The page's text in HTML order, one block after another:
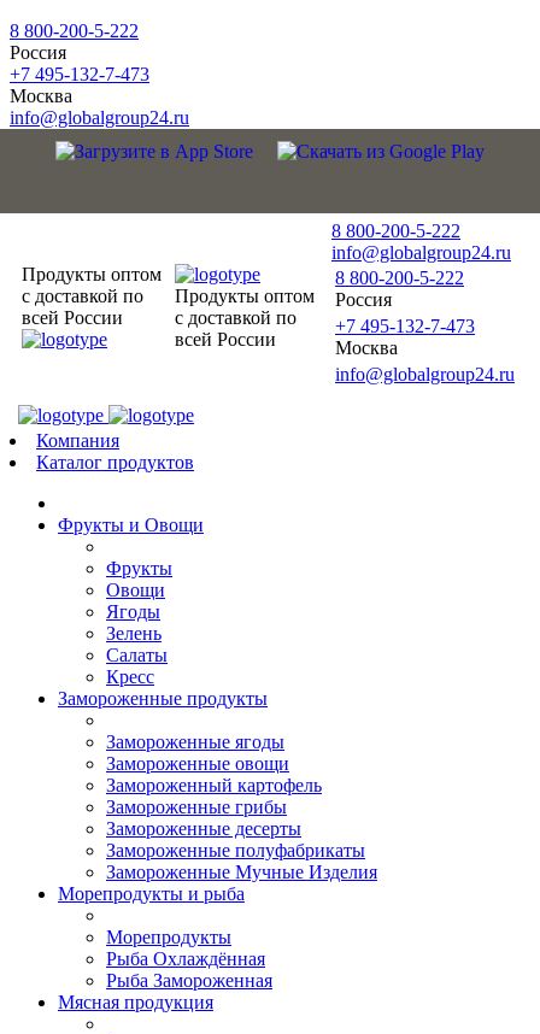
8 800-200-5-222
Россия
+7 495-132-7-473
Москва
info@globalgroup24.ru
Продукты оптом
с доставкой по
всей России
Продукты оптом
с доставкой по
всей России
8 800-200-5-222
info@globalgroup24.ru
8 800-200-5-222
Россия
+7 495-132-7-473
Москва
info@globalgroup24.ru
Компания
Каталог продуктов
Фрукты и Овощи
Фрукты
Овощи
Ягоды
Зелень
Салаты
Кресс
Замороженные продукты
Замороженные ягоды
Замороженные овощи
Замороженный картофель
Замороженные грибы
Замороженные десерты
Замороженные полуфабрикаты
Замороженные Мучные Изделия
Морепродукты и рыба
Морепродукты
Рыба Охлаждённая
Рыба Замороженная
Мясная продукция